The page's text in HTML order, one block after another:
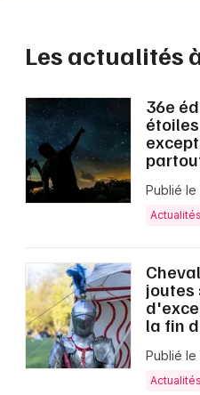
Les actualités
36e
Publié
Actualités
joutes
la fin
Publié
Actualités